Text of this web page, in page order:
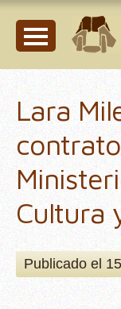
Lara
Cultura
Publicado el